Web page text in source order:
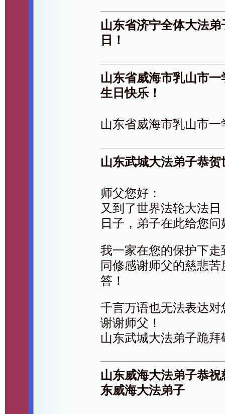
山东省济宁全体大法
日！
山东省威海市乳山市
生日快乐！
山东省威海市乳山市
山东武城大法弟子恭
师父您好：
又到了世界法轮大法
日子，弟子在此给您
我一家在您的保护下
同修感谢师父的慈悲
答！
千言万语也无法表达
谢谢师父！
山东武城大法弟子跪拜
山东威海大法弟子恭
东威海大法弟子